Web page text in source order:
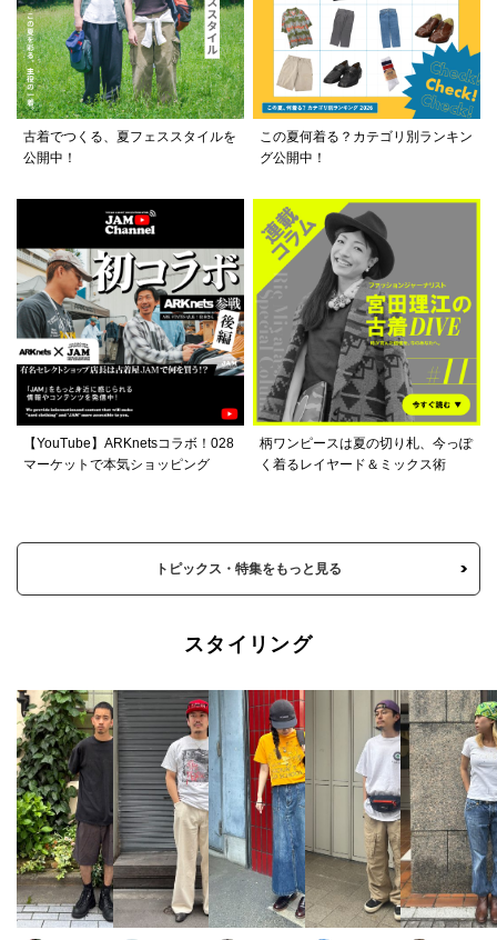
古着でつくる、夏フェススタイルを
公開中！
この夏何着る？カテゴリ別ランキン
グ公開中！
【YouTube】ARKnetsコラボ！028
マーケットで本気ショッピング
柄ワンピースは夏の切り札、今っぽ
く着るレイヤード＆ミックス術
トピックス・特集をもっと見る
スタイリング